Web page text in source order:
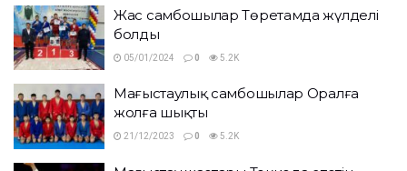
Жас самбошылар Төретамда жүлделі
болды
05/01/2024 0 5.2K
Маңғыстаулық самбошылар Оралға
жолға шықты
21/12/2023 0 5.2K